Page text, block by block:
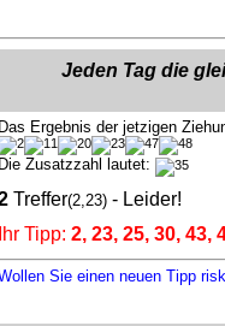
Jeden Tag die
Das Ergebnis der jetzigen
Die Zusatzzahl lautet:
Treffer(2,23) - Leider!
Ihr Tipp: 2, 23, 25, 30, 43,
Sie einen neuen Tipp